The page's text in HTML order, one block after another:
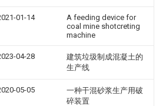
01-14
A feeding device for
coal mine shotcreting
machine
04-28
建筑垃圾制成混凝土的
生产线
05-05
一种干混砂浆生产用破
碎装置